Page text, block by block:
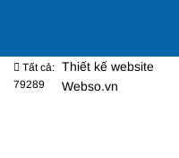
Tất cả:
79289
Thiết kế website
Webso.vn